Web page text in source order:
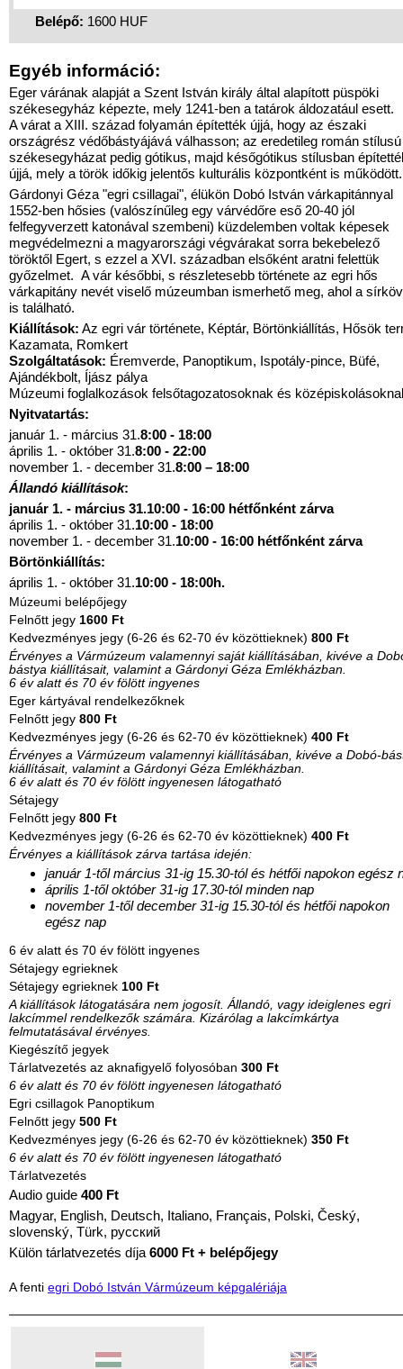
Belépő: 1600 HUF
Egyéb információ:
Eger várának alapját a Szent István király által alapított püspöki
székesegyház képezte, mely 1241-ben a tatárok áldozatául esett.
A várat a XIII. század folyamán építették újjá, hogy az északi
országrész védőbástyájává válhasson; az eredetileg román stílusú
székesegyházat pedig gótikus, majd későgótikus stílusban
újjá, mely a török időkig jelentős kulturális központként is működött.
Gárdonyi Géza "egri csillagai", élükön Dobó István várkapitánnyal
1552-ben hősies (valószínűleg egy várvédőre eső 20-40 jól
felfegyverzett katonával szembeni) küzdelemben voltak képesek
megvédelmezni a magyarországi végvárakat sorra bekebelező
töröktől Egert, s ezzel a XVI. században elsőként aratni felettük
győzelmet. A vár későbbi, s részletesebb története az egri hős
várkapitány nevét viselő múzeumban ismerhető meg, ahol a
is található.
Kiállítások: Az egri vár története, Képtár, Börtönkiállítás, Hősök
Kazamata, Romkert
Szolgáltatások: Éremverde, Panoptikum, Ispotály-pince, Büfé,
Ajándékbolt, Íjász pálya
Múzeumi foglalkozások felsőtagozatosoknak és
Nyitvatartás:
január 1. - március 31.8:00 - 18:00
április 1. - október 31.8:00 - 22:00
november 1. - december 31.8:00 – 18:00
Állandó kiállítások:
január 1. - március 31.10:00 - 16:00 hétfőnként zárva
április 1. - október 31.10:00 - 18:00
november 1. - december 31.10:00 - 16:00 hétfőnként zárva
Börtönkiállítás:
április 1. - október 31.10:00 - 18:00h.
Múzeumi belépőjegy
Felnőtt jegy 1600 Ft
Kedvezményes jegy (6-26 és 62-70 év közöttieknek) 800 Ft
Érvényes a Vármúzeum valamennyi saját kiállításában, kivéve a
bástya kiállításait, valamint a Gárdonyi Géza Emlékházban.
6 év alatt és 70 év fölött ingyenes
Eger kártyával rendelkezőknek
Felnőtt jegy 800 Ft
Kedvezményes jegy (6-26 és 62-70 év közöttieknek) 400 Ft
Érvényes a Vármúzeum valamennyi kiállításában, kivéve a Dobó-
kiállításait, valamint a Gárdonyi Géza Emlékházban.
6 év alatt és 70 év fölött ingyenesen látogatható
Sétajegy
Felnőtt jegy 800 Ft
Kedvezményes jegy (6-26 és 62-70 év közöttieknek) 400 Ft
Érvényes a kiállítások zárva tartása idején:
január 1-től március 31-ig 15.30-tól és hétfői napokon egész
április 1-től október 31-ig 17.30-tól minden nap
november 1-től december 31-ig 15.30-tól és hétfői napokon
egész nap
6 év alatt és 70 év fölött ingyenes
Sétajegy egrieknek
Sétajegy egrieknek 100 Ft
A kiállítások látogatására nem jogosít. Állandó, vagy ideiglenes egri
lakcímmel rendelkezők számára. Kizárólag a lakcímkártya
felmutatásával érvényes.
Kiegészítő jegyek
Tárlatvezetés az aknafigyelő folyosóban 300 Ft
6 év alatt és 70 év fölött ingyenesen látogatható
Egri csillagok Panoptikum
Felnőtt jegy 500 Ft
Kedvezményes jegy (6-26 és 62-70 év közöttieknek) 350 Ft
6 év alatt és 70 év fölött ingyenesen látogatható
Tárlatvezetés
Audio guide 400 Ft
Magyar, English, Deutsch, Italiano, Français, Polski, Český,
slovenský, Türk, русский
Külön tárlatvezetés díja 6000 Ft + belépőjegy
A fenti egri Dobó István Vármúzeum képgalériája